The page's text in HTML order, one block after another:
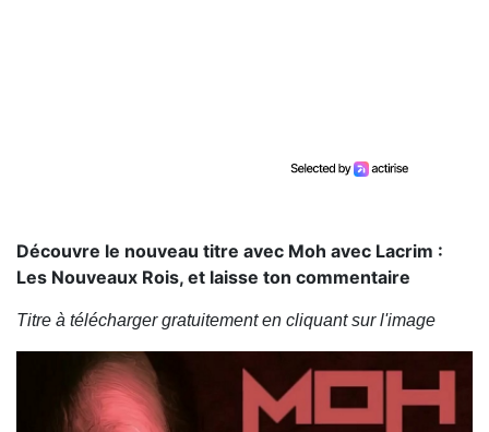
Découvre le nouveau titre avec Moh avec Lacrim :
Les Nouveaux Rois, et laisse ton commentaire
Titre à télécharger gratuitement en cliquant sur l'image